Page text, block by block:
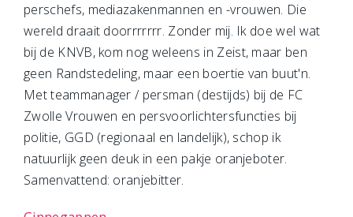
perschefs, mediazakenmannen en -vrouwen. Die
wereld draait doorrrrrrr. Zonder mij. Ik doe wel wat
bij de KNVB, kom nog weleens in Zeist, maar ben
geen Randstedeling, maar een boertie van buut'n.
Met teammanager / persman (destijds) bij de FC
Zwolle Vrouwen en persvoorlichtersfuncties bij
politie, GGD (regionaal en landelijk), schop ik
natuurlijk geen deuk in een pakje oranjeboter.
Samenvattend: oranjebitter.